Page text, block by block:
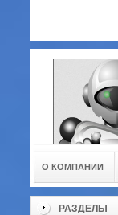
О КОМПАНИИ
РАЗДЕЛЫ